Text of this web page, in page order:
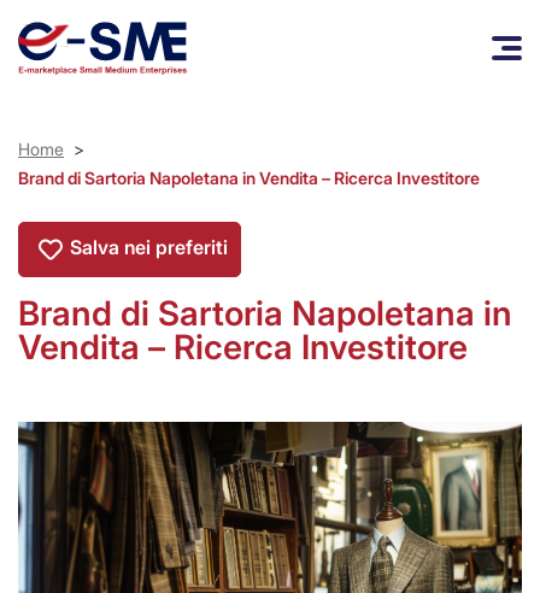
Home >
Brand di Sartoria Napoletana in Vendita – Ricerca Investitore
Salva nei preferiti
Brand di Sartoria Napoletana in
Vendita – Ricerca Investitore